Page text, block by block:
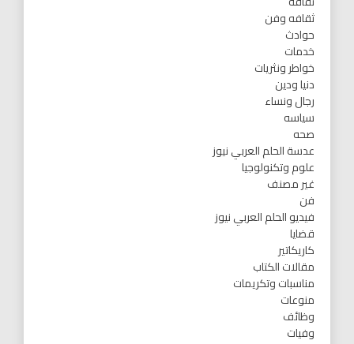
ثقافه وفن
حوادث
خدمات
خواطر ونثريات
دنيا ودين
رجال ونساء
سياسه
صحه
عدسة الحلم العربي نيوز
علوم وتكنولوجيا
غير مصنف
فن
فيديو الحلم العربي نيوز
قضايا
كاريكاتير
مقالات الكتاب
مناسبات وتكريمات
منوعات
وظائف
وفيات